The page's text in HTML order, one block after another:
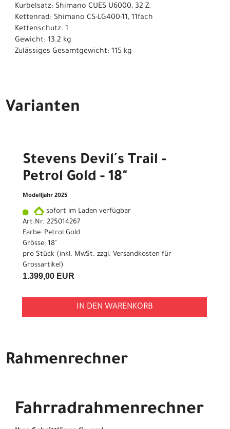
Kurbelsatz: Shimano CUES U6000, 32 Z.
Kettenrad: Shimano CS-LG400-11, 11fach
Kettenschutz: 1
Gewicht: 13.2 kg
Zulässiges Gesamtgewicht: 115 kg
Varianten
Stevens Devil´s Trail -
Petrol Gold - 18"
Modelljahr 2025
sofort im Laden verfügbar
Art.Nr. 225014267
Farbe: Petrol Gold
Grösse: 18"
pro Stück (inkl. MwSt. zzgl. Versandkosten für
Grossartikel)
1.399,00 EUR
IN DEN WARENKORB
Rahmenrechner
Fahrradrahmenrechner